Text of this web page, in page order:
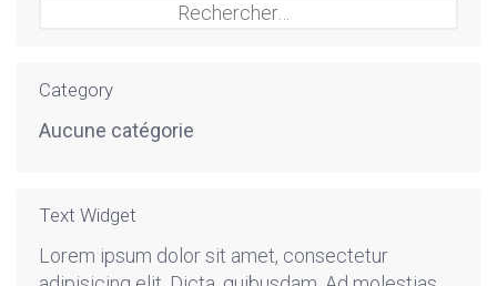
Category
Aucune catégorie
Text Widget
Lorem ipsum dolor sit amet, consectetur